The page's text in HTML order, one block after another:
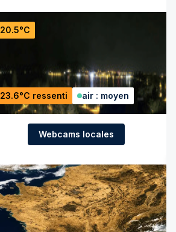
20.5°C
23.6°C ressenti air : moyen
Webcams locales